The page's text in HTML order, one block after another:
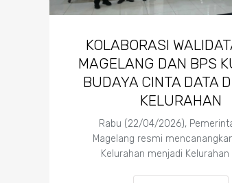
KOLABORASI
MAGELANG DAN BPS
BUDAYA CINTA DATA
KELURAHAN
Rabu (22/04/2026),
Magelang resmi
Kelurahan menjadi Kelurahan